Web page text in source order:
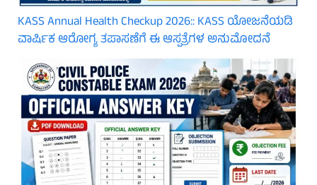
KASS Annual Health Checkup 2026:: KASS ಯೋಜನೆಯಡಿ
ವಾರ್ಷಿಕ ಆರೋಗ್ಯ ತಪಾಸಣೆಗೆ ಈ ಆಸ್ಪತ್ರೆಗಳ ಅನುಮೋದನೆ